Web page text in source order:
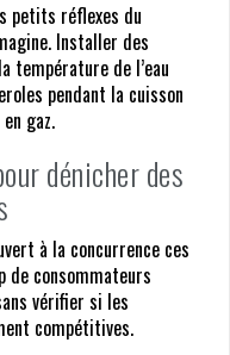
petits réflexes du
Installer des
température de l’eau
pendant la cuisson
gaz.
dénicher des
à la concurrence ces
de consommateurs
vérifier si les
compétitives.